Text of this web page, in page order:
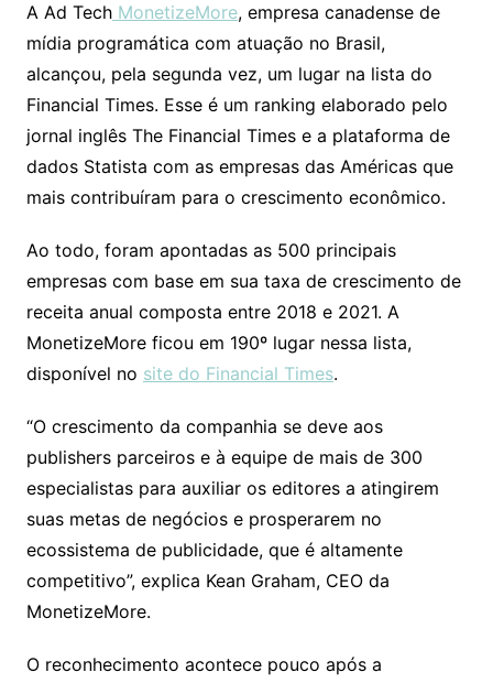
A Ad TechMonetizeMore, empresa canadense de
mídia programática com atuação no Brasil,
alcançou, pela segunda vez, um lugar na lista do
Financial Times. Esse é um ranking elaborado pelo
jornal inglês The Financial Times e a plataforma de
dados Statista com as empresas das Américas que
mais contribuíram para o crescimento econômico.
Ao todo, foram apontadas as 500 principais
empresas com base em sua taxa de crescimento de
receita anual composta entre 2018 e 2021. A
MonetizeMore ficou em 190º lugar nessa lista,
disponível no site do Financial Times.
“O crescimento da companhia se deve aos
publishers parceiros e à equipe de mais de 300
especialistas para auxiliar os editores a atingirem
suas metas de negócios e prosperarem no
ecossistema de publicidade, que é altamente
competitivo”, explica Kean Graham, CEO da
MonetizeMore.
O reconhecimento acontece pouco após a